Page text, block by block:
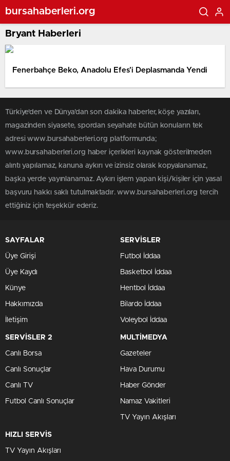
bursahaberleri.org
Bryant Haberleri
Fenerbahçe Beko, Anadolu Efes’i Deplasmanda Yendi
Türkiye'den ve Dünya’dan son dakika haberler, köşe yazıları,
magazinden siyasete, spordan seyahate bütün konuların tek
adresi www.bursahaberleri.org platformunda;
www.bursahaberleri.org haber içerikleri kaynak gösterilmeden
alıntı yapılamaz, kanuna aykırı ve izinsiz olarak kopyalanamaz,
başka yerde yayınlanamaz. Aykırı işlem yapan kişi/kişiler için yasal
başvuru hakkı saklı tutulmaktadır. www.bursahaberleri.org tercih
ettiğiniz için teşekkür ederiz.
SAYFALAR
Üye Girişi
Üye Kaydı
Künye
Hakkımızda
İletişim
SERVİSLER
Futbol İddaa
Basketbol İddaa
Hentbol İddaa
Bilardo İddaa
Voleybol İddaa
SERVİSLER 2
Canlı Borsa
Canlı Sonuçlar
Canlı TV
Futbol Canlı Sonuçlar
MULTİMEDYA
Gazeteler
Hava Durumu
Haber Gönder
Namaz Vakitleri
TV Yayın Akışları
HIZLI SERVİS
TV Yayın Akışları